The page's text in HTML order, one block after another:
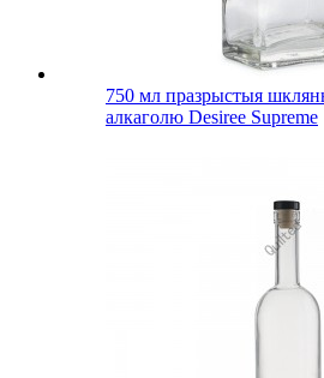
750 мл празрыстыя
алкаголю Desiree Supreme